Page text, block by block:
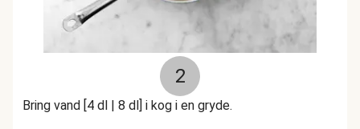
2
Bring vand [4 dl | 8 dl] i kog i en gryde.